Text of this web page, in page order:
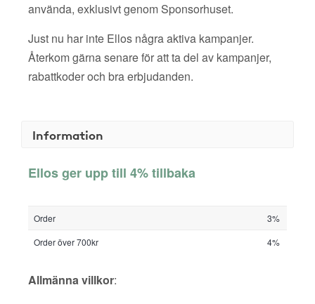
använda, exklusivt genom Sponsorhuset.
Just nu har inte Ellos några aktiva kampanjer.
Återkom gärna senare för att ta del av kampanjer,
rabattkoder och bra erbjudanden.
Information
Ellos ger upp till 4% tillbaka
Order
3%
Order över 700kr
4%
Allmänna villkor: